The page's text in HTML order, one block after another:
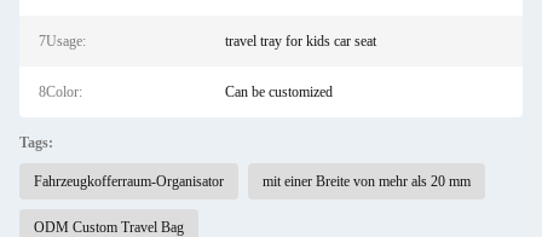
7Usage: travel tray for kids car seat
8Color: Can be customized
Tags:
Fahrzeugkofferraum-Organisator mit einer Breite von mehr als 20 mm
ODM Custom Travel Bag